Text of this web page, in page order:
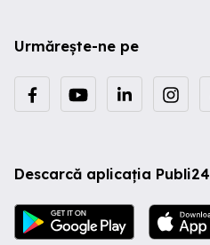
Urmărește-ne pe
Descarcă aplicația Publi24